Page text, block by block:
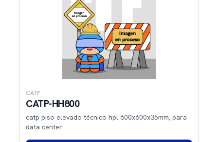
CATP
CATP-HH800
catp piso elevado técnico hpl 600x600x35mm, para
data center